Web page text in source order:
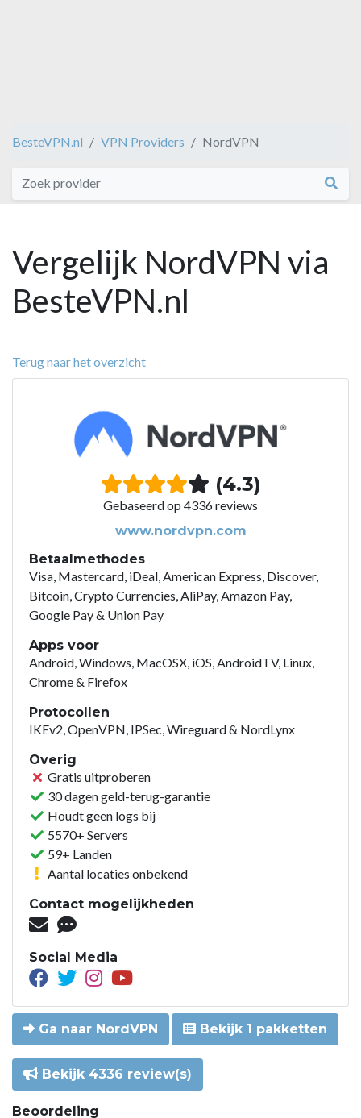
BesteVPN.nl VPN Providers NordVPN
Vergelijk NordVPN via
BesteVPN.nl
Terug naar het overzicht
(4.3)
Gebaseerd op 4336 reviews
www.nordvpn.com
Betaalmethodes
Visa, Mastercard, iDeal, American Express, Discover,
Bitcoin, Crypto Currencies, AliPay, Amazon Pay,
Google Pay & Union Pay
Apps voor
Android, Windows, MacOSX, iOS, AndroidTV, Linux,
Chrome & Firefox
Protocollen
IKEv2, OpenVPN, IPSec, Wireguard & NordLynx
Overig
Gratis uitproberen
30 dagen geld-terug-garantie
Houdt geen logs bij
5570+ Servers
59+ Landen
Aantal locaties onbekend
Contact mogelijkheden
Social Media
Ga naar NordVPN Bekijk 1 pakketten
Bekijk 4336 review(s)
Beoordeling